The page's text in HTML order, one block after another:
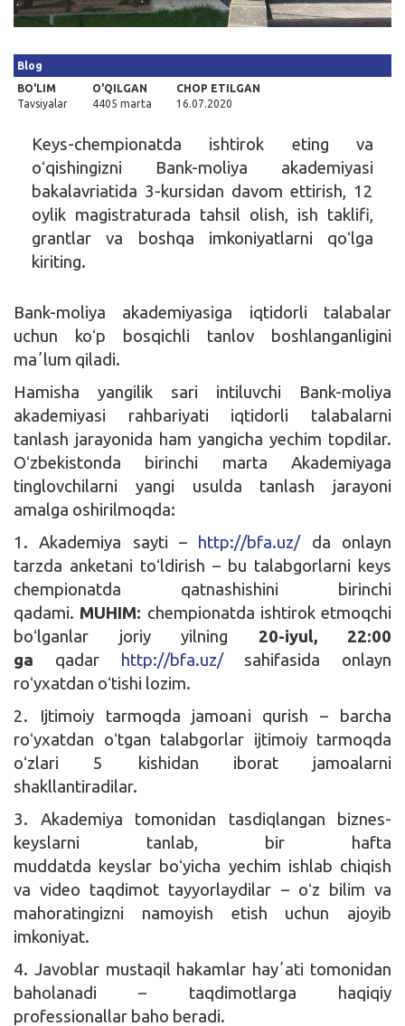
Kirish
Blog
BO'LIM
Tavsiyalar
O'QILGAN
4405 marta
CHOP ETILGAN
16.07.2020
Keys-chempionatda ishtirok eting va
oʻqishingizni Bank-moliya akademiyasi
bakalavriatida 3-kursidan davom ettirish, 12
oylik magistraturada tahsil olish, ish taklifi,
grantlar va boshqa imkoniyatlarni qoʻlga
kiriting.
Bank-moliya akademiyasiga iqtidorli talabalar
uchun koʻp bosqichli tanlov boshlanganligini
maʼlum qiladi.
Hamisha yangilik sari intiluvchi Bank-moliya
akademiyasi rahbariyati iqtidorli talabalarni
tanlash jarayonida ham yangicha yechim topdilar.
Oʻzbekistonda birinchi marta Akademiyaga
tinglovchilarni yangi usulda tanlash jarayoni
amalga oshirilmoqda:
1. Akademiya sayti – http://bfa.uz/da onlayn
tarzda anketani toʻldirish – bu talabgorlarni keys
chempionatda qatnashishini birinchi
qadami. MUHIM: chempionatda ishtirok etmoqchi
boʻlganlar joriy yilning 20-iyul, 22:00
ga qadar http://bfa.uz/sahifasida onlayn
roʻyxatdan oʻtishi lozim.
2. Ijtimoiy tarmoqda jamoani qurish – barcha
roʻyxatdan oʻtgan talabgorlar ijtimoiy tarmoqda
oʻzlari 5 kishidan iborat jamoalarni
shakllantiradilar.
3. Akademiya tomonidan tasdiqlangan biznes-
keyslarni tanlab, bir hafta
muddatda keyslar boʻyicha yechim ishlab chiqish
va video taqdimot tayyorlaydilar – oʻz bilim va
mahoratingizni namoyish etish uchun ajoyib
imkoniyat.
4. Javoblar mustaqil hakamlar hayʼati tomonidan
baholanadi – taqdimotlarga haqiqiy
professionallar baho beradi.